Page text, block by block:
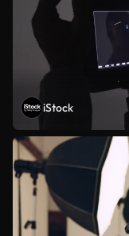
iStock